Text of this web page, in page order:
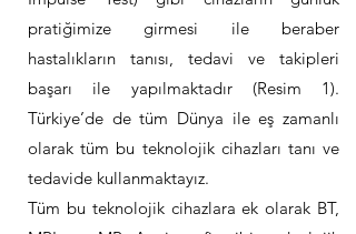
pratiğimize girmesi ile beraber
hastalıkların tanısı, tedavi ve takipleri
başarı ile yapılmaktadır (Resim 1).
Türkiye’de de tüm Dünya ile eş zamanlı
olarak tüm bu teknolojik cihazları tanı ve
tedavide kullanmaktayız.
Tüm bu teknolojik cihazlara ek olarak BT,